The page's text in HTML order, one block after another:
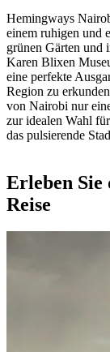
Hemingways
einem ruhigen und
grünen Gärten und
Karen Blixen
eine perfekte
Region zu
von Nairobi nur
zur idealen Wahl
das pulsierende
Erleben Sie
Reise